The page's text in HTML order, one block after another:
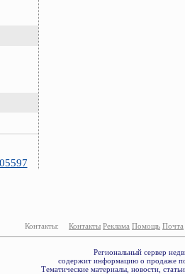
Контакты: Контакты Реклама Помощь Почта
Региональный сервер
содержит информацию о продаже
Тематические материалы, новости,